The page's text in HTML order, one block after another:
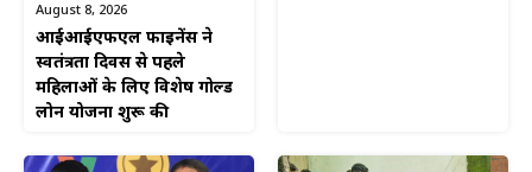
August 8, 2026
आईआईएफएल फाइनेंस ने
स्वतंत्रता दिवस से पहले
महिलाओं के लिए विशेष गोल्ड
लोन योजना शुरू की